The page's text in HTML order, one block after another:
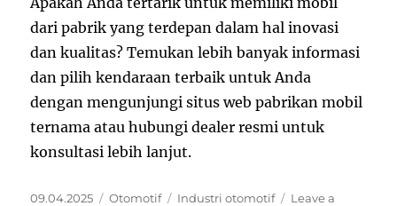
dari pabrik yang terdepan dalam hal inovasi
dan kualitas? Temukan lebih banyak informasi
dan pilih kendaraan terbaik untuk Anda
dengan mengunjungi situs web pabrikan mobil
ternama atau hubungi dealer resmi untuk
konsultasi lebih lanjut.
Posted
09.04.2025 Categories
Otomotif Tags
Industri otomotif
Leave a